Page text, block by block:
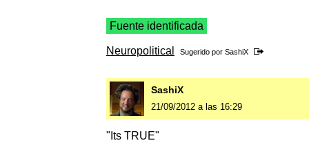
Fuente identificada
Neuropolitical Sugerido por SashiX
SashiX
21/09/2012 a las 16:29
"Its TRUE"